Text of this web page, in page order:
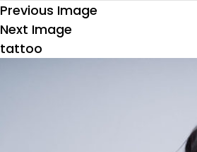
Previous Image
Next Image
tattoo